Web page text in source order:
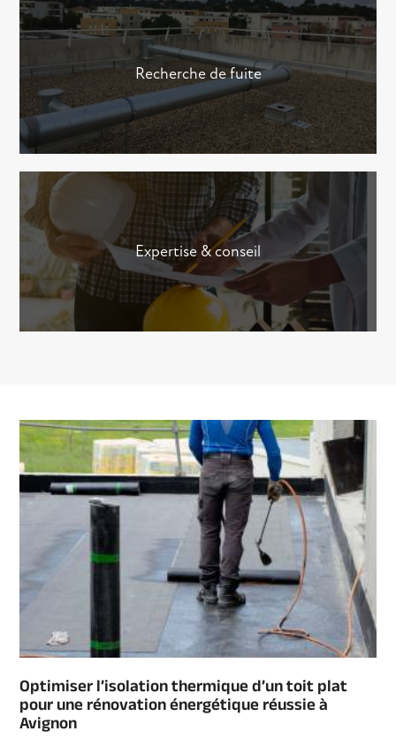
Recherche de fuite
Expertise & conseil
Optimiser l’isolation thermique d’un toit plat
pour une rénovation énergétique réussie à
Avignon